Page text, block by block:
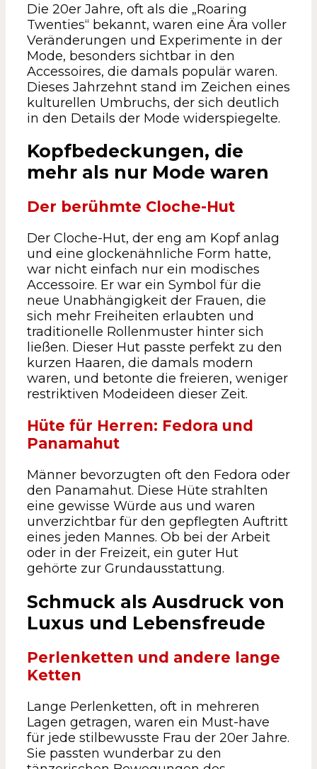
Die 20er Jahre, oft als die „Roaring
Twenties“ bekannt, waren eine Ära voller
Veränderungen und Experimente in der
Mode, besonders sichtbar in den
Accessoires, die damals populär waren.
Dieses Jahrzehnt stand im Zeichen eines
kulturellen Umbruchs, der sich deutlich
in den Details der Mode widerspiegelte.
Kopfbedeckungen, die
mehr als nur Mode waren
Der berühmte Cloche-Hut
Der Cloche-Hut, der eng am Kopf anlag
und eine glockenähnliche Form hatte,
war nicht einfach nur ein modisches
Accessoire. Er war ein Symbol für die
neue Unabhängigkeit der Frauen, die
sich mehr Freiheiten erlaubten und
traditionelle Rollenmuster hinter sich
ließen. Dieser Hut passte perfekt zu den
kurzen Haaren, die damals modern
waren, und betonte die freieren, weniger
restriktiven Modeideen dieser Zeit.
Hüte für Herren: Fedora und
Panamahut
Männer bevorzugten oft den Fedora oder
den Panamahut. Diese Hüte strahlten
eine gewisse Würde aus und waren
unverzichtbar für den gepflegten Auftritt
eines jeden Mannes. Ob bei der Arbeit
oder in der Freizeit, ein guter Hut
gehörte zur Grundausstattung.
Schmuck als Ausdruck von
Luxus und Lebensfreude
Perlenketten und andere lange
Ketten
Lange Perlenketten, oft in mehreren
Lagen getragen, waren ein Must-have
für jede stilbewusste Frau der 20er Jahre.
Sie passten wunderbar zu den